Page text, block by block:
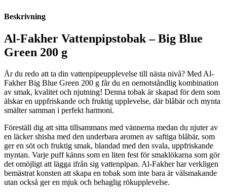
Beskrivning
Al-Fakher Vattenpipstobak – Big Blue
Green 200 g
Är du redo att ta din vattenpipeupplevelse till nästa nivå? Med Al-
Fakher Big Blue Green 200 g får du en oemotståndlig kombination
av smak, kvalitet och njutning! Denna tobak är skapad för dem som
älskar en uppfriskande och fruktig upplevelse, där blåbär och mynta
smälter samman i perfekt harmoni.
Föreställ dig att sitta tillsammans med vännerna medan du njuter av
en läcker shisha med den underbara aromen av saftiga blåbär, som
ger en söt och fruktig smak, blandad med den svala, uppfriskande
myntan. Varje puff känns som en liten fest för smaklökarna som gör
det omöjligt att lägga ifrån sig vattenpipan. Al-Fakher har verkligen
bemästrat konsten att skapa en tobak som inte bara är välsmakande
utan också ger en mjuk och behaglig rökupplevelse.